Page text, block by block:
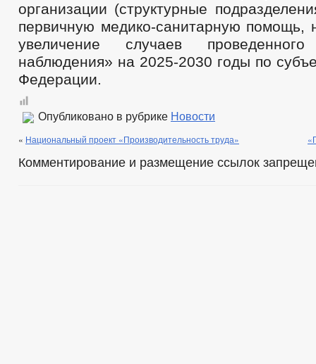
организации (структурные
первичную медико-санитарную помощь,
увеличение случаев проведенного
наблюдения» на 2025-2030 годы по
Федерации.
Опубликовано в рубрике Новости
« Национальный проект «Производительность труда»
Комментирование и размещение ссылок